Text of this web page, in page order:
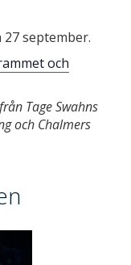
september.
och
Tage Swahns
och Chalmers